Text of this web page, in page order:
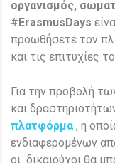
οργανισμός,
#ErasmusDays
προωθήσετε τον
και τις επιτυχίες
Για την προβολή
και
πλατφόρμα , η
ενδιαφερομένων
οι δικαιούχοι θα